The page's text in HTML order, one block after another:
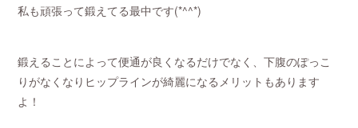
私も頑張って鍛えてる最中です(*^^*)
鍛えることによって便通が良くなるだけでなく、下腹のぽっこ
りがなくなりヒップラインが綺麗になるメリットもあります
よ！